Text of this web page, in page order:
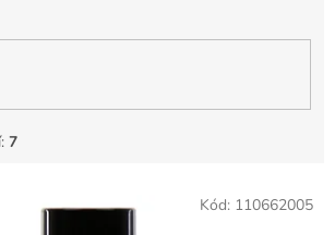
7
Kód: 110662005